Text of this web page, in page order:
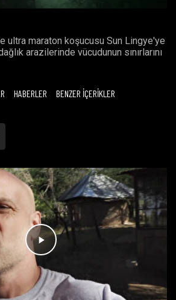
ultra maraton koşucusu Sun Lingye'ye
arazilerinde vücudunun sınırlarını
HABERLER BENZER İÇERİKLER